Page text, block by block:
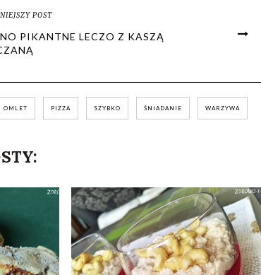
POST
PIKANTNE LECZO Z KASZĄ
OMLET PIZZA SZYBKO ŚNIADANIE WARZYWA